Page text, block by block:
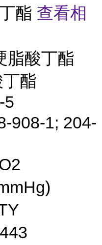
酯 查看相
脂酸丁酯
酯
5
908-1; 204-